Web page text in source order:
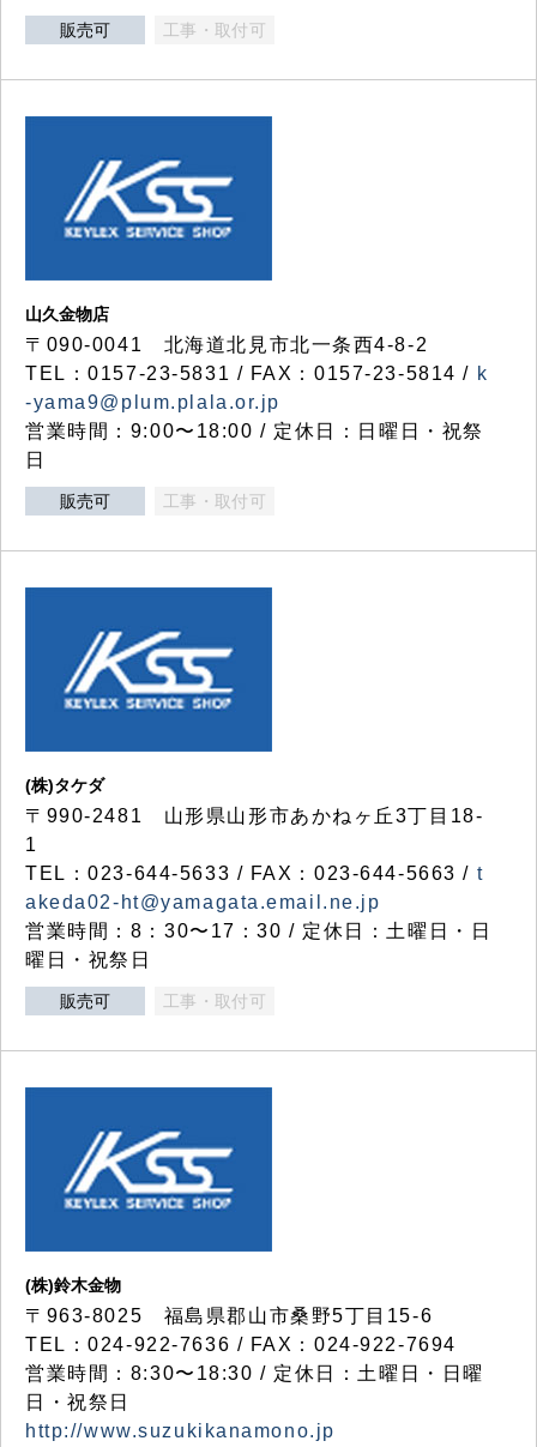
販売可 工事・取付可
山久金物店
〒090-0041 北海道北見市北一条西4-8-2
TEL：0157-23-5831 / FAX：0157-23-5814 / k
-yama9@plum.plala.or.jp
営業時間：9:00〜18:00 / 定休日：日曜日・祝祭
日
販売可 工事・取付可
(株)タケダ
〒990-2481 山形県山形市あかねヶ丘3丁目18-
1
TEL：023-644-5633 / FAX：023-644-5663 / t
akeda02-ht@yamagata.email.ne.jp
営業時間：8：30〜17：30 / 定休日：土曜日・日
曜日・祝祭日
販売可 工事・取付可
(株)鈴木金物
〒963-8025 福島県郡山市桑野5丁目15-6
TEL：024-922-7636 / FAX：024-922-7694
営業時間：8:30〜18:30 / 定休日：土曜日・日曜
日・祝祭日
http://www.suzukikanamono.jp